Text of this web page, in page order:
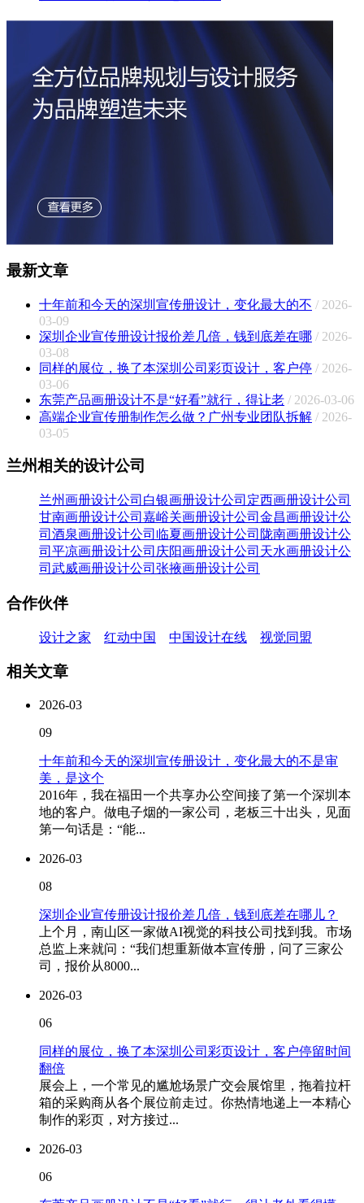
最新文章
十年前和今天的深圳宣传册设计，变化最大的不 / 2026-
03-09
深圳企业宣传册设计报价差几倍，钱到底差在哪 / 2026-
03-08
同样的展位，换了本深圳公司彩页设计，客户停 / 2026-
03-06
东莞产品画册设计不是“好看”就行，得让老 / 2026-03-06
高端企业宣传册制作怎么做？广州专业团队拆解 / 2026-
03-05
兰州相关的设计公司
兰州画册设计公司 白银画册设计公司 定西画册设计公司
甘南画册设计公司 嘉峪关画册设计公司 金昌画册设计公
司 酒泉画册设计公司 临夏画册设计公司 陇南画册设计公
司 平凉画册设计公司 庆阳画册设计公司 天水画册设计公
司 武威画册设计公司 张掖画册设计公司
合作伙伴
设计之家 红动中国 中国设计在线 视觉同盟
相关文章
2026-03
09
十年前和今天的深圳宣传册设计，变化最大的不是审
美，是这个
2016年，我在福田一个共享办公空间接了第一个深圳本
地的客户。做电子烟的一家公司，老板三十出头，见面
第一句话是：“能...
2026-03
08
深圳企业宣传册设计报价差几倍，钱到底差在哪儿？
上个月，南山区一家做AI视觉的科技公司找到我。市场
总监上来就问：“我们想重新做本宣传册，问了三家公
司，报价从8000...
2026-03
06
同样的展位，换了本深圳公司彩页设计，客户停留时间
翻倍
展会上，一个常见的尴尬场景广交会展馆里，拖着拉杆
箱的采购商从各个展位前走过。你热情地递上一本精心
制作的彩页，对方接过...
2026-03
06